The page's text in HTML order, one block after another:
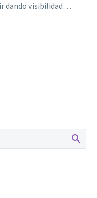
dando visibilidad…